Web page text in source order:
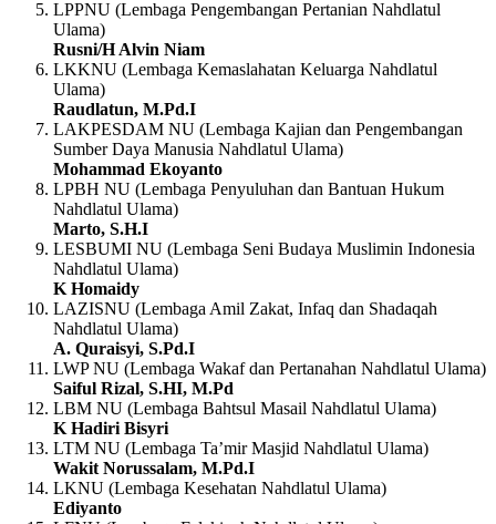
LPPNU (Lembaga Pengembangan Pertanian Nahdlatul
Ulama)
Rusni/H Alvin Niam
LKKNU (Lembaga Kemaslahatan Keluarga Nahdlatul
Ulama)
Raudlatun, M.Pd.I
LAKPESDAM NU (Lembaga Kajian dan Pengembangan
Sumber Daya Manusia Nahdlatul Ulama)
Mohammad Ekoyanto
LPBH NU (Lembaga Penyuluhan dan Bantuan Hukum
Nahdlatul Ulama)
Marto, S.H.I
LESBUMI NU (Lembaga Seni Budaya Muslimin Indonesia
Nahdlatul Ulama)
K Homaidy
LAZISNU (Lembaga Amil Zakat, Infaq dan Shadaqah
Nahdlatul Ulama)
A. Quraisyi, S.Pd.I
LWP NU (Lembaga Wakaf dan Pertanahan Nahdlatul Ulama)
Saiful Rizal, S.HI, M.Pd
LBM NU (Lembaga Bahtsul Masail Nahdlatul Ulama)
K Hadiri Bisyri
LTM NU (Lembaga Ta’mir Masjid Nahdlatul Ulama)
Wakit Norussalam, M.Pd.I
LKNU (Lembaga Kesehatan Nahdlatul Ulama)
Ediyanto